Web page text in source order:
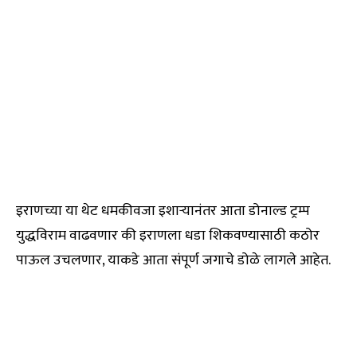
इराणच्या या थेट धमकीवजा इशाऱ्यानंतर आता डोनाल्ड ट्रम्प
युद्धविराम वाढवणार की इराणला धडा शिकवण्यासाठी कठोर
पाऊल उचलणार, याकडे आता संपूर्ण जगाचे डोळे लागले आहेत.